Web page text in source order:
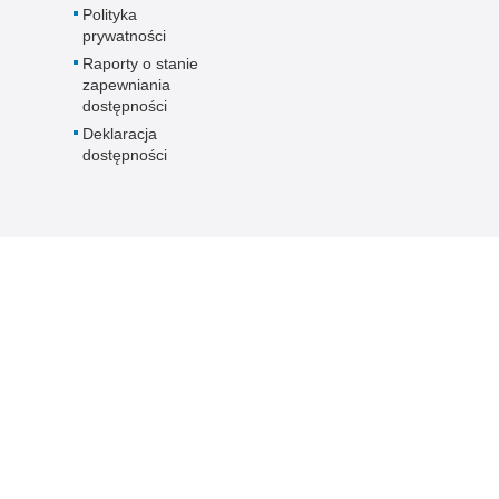
Polityka
prywatności
Raporty o stanie
zapewniania
dostępności
Deklaracja
dostępności